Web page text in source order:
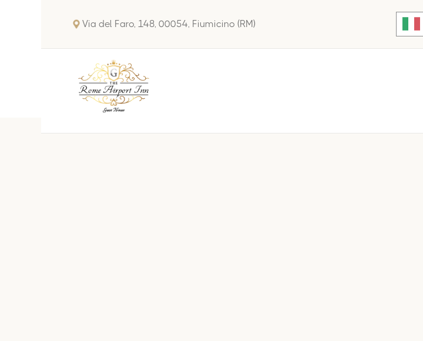
Via del Faro, 148, 00054, Fiumicino (RM)